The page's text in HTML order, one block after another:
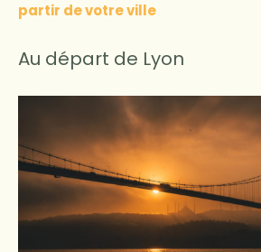
partir de votre ville
Au départ de Lyon